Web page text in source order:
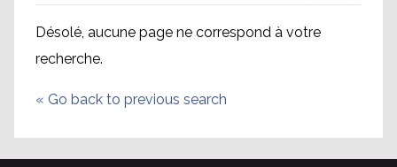
Désolé, aucune page ne correspond à votre
recherche.
« Go back to previous search